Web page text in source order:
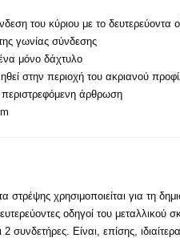
του κύριου με το δευτερεύοντα
γωνίας σύνδεσης
μόνο δάχτυλο
στην περιοχή του ακριανού
άρθρωση
στρέψης χρησιμοποιείται για τη
οδηγοί του
συνδετήρες. Είναι, επίσης,